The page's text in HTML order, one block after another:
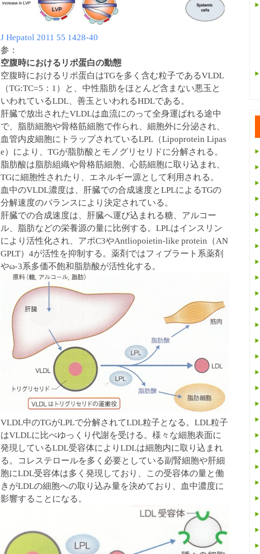
J Hepatol 2011 55 1428-40
参：
空腹時におけるリポ蛋白の動態
空腹時におけるリポ蛋白はTGを多く含む粒子であるVLDL
（TG:TC=5：1）と、中性脂肪をほとんど含まない悪玉と
いわれているLDL、善玉といわれるHDLである。
肝臓で放出されたVLDLは血流にのって全身運ばれる途中
で、脂肪細胞や骨格筋細胞で作られ、細胞外に分泌され、
血管内皮細胞にトラップされているLPL（Lipoprotein Lipas
e）により、TGが脂肪酸とモノグリセリドに分解される。
脂肪酸は脂肪組織や骨格筋細胞、心筋細胞に取り込まれ、
TGに細胞性されたり、エネルギー源として利用される。
血中のVLDL濃度は、肝臓での合成速度とLPLによるTGの
分解速度のバランスにより決定されている。
肝臓での合成速度は、肝臓へ運び込まれる糖、アルコー
ル、脂肪などの栄養源の量に比例する。LPLはインスリン
により活性化され、アポC3やAntliopoietin-like protein（AN
GPLT）4が活性を抑制する。薬剤ではフィブラート系薬剤
やω-3系多価不飽和脂肪酸が活性化する。
VLDL中のTGがLPLで分解されてLDL粒子となる。LDL粒子
はVLDLに比べゆっくり代謝を受ける。様々な細胞表面に
発現しているLDL受容体によりLDLは細胞内に取り込まれ
る。コレステロールを多く必要としている副腎細胞や肝細
胞にLDL受容体は多く発現しており、この受容体の量と働
きがLDLの細胞への取り込み量を決めており、血中濃度に
影響することになる。